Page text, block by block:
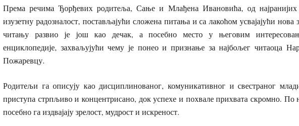
Према речима Ђорђевих родитеља, Сање и Млађена Ивановића, од најранијих
изузетну радозналост, постављајући сложена питања и са лакоћом усвајајући
читању развио је још као дечак, а посебно место у његовим
енциклопедије, захваљујући чему је понео и признање за најбољег читаоца
Пожаревцу.
Родитељи га описују као дисциплинованог, комуникативног и свестраног
приступа стрпљиво и концентрисано, док успехе и похвале прихвата скромно.
посебно га издвајају зрелост, мудрост и искреност.